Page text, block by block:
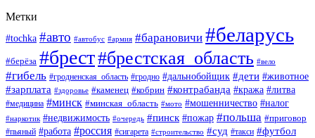
Метки
#tochka #авто #автобус #армия #барановичи #беларусь
#берёза #брест#брестская_область #вело
#гибель #гродненская_область #гродно #дальнобойщик #дети #животное
#зарплата #здоровье #каменец #кобрин #контрабанда #кража #литва
#медицина #минск #минская_область #мото #мошенничество #налог
#наркотик #недвижимость #очередь #пинск #пожар #польша #приговор
#пьяный #работа #россия #сигарета #строительство #суд #такси #футбол